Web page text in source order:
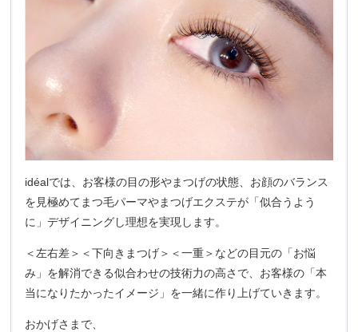
idéalでは、お客様の目の形やまつげの状態、お顔のバランス
を見極めてまつ毛パーマやまつげエクステが「似合うよう
に」デザイニングし理想を実現します。
＜左右差＞＜下向きまつげ＞＜一重＞などの目元の「お悩
み」を解消できる似合わせの技術力の高さで、お客様の「本
当になりたかったイメージ」を一緒に作り上げていきます。
おかげさまで、